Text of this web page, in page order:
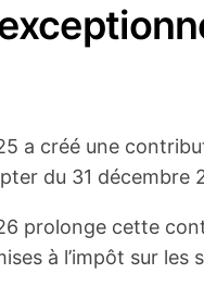
a créé une
du 31 décembre
prolonge cette
à l’impôt sur